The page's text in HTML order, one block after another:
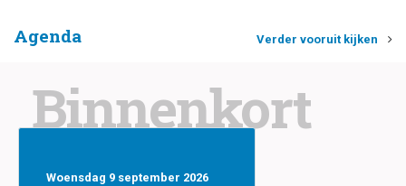
Agenda Verder vooruit kijken
Binnenkort
Woensdag 9 september 2026